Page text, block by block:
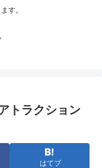
す。
トラクション
はてブ